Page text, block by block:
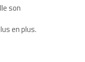
son
en plus.